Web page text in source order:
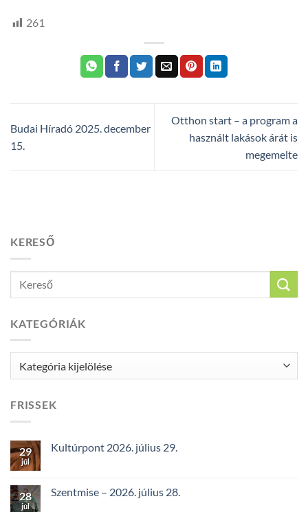
261
Budai Híradó 2025. december
15.
Otthon start – a program a
használt lakások árát is
megemelte
KERESŐ
KATEGÓRIÁK
FRISSEK
29
júl
Kultúrpont 2026. július 29.
28
júl
Szentmise – 2026. július 28.